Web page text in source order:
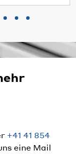
+41 41 854
eine Mail